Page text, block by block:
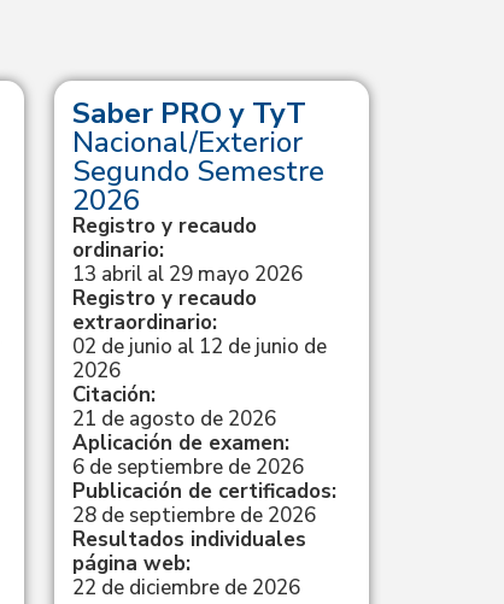
Saber PRO y TyT
Nacional/Exterior
Segundo Semestre
2026
Registro y recaudo
ordinario:
13 abril al 29 mayo 2026
Registro y recaudo
extraordinario:
02 de junio al 12 de junio de
2026
Citación:
21 de agosto de 2026
Aplicación de examen:
6 de septiembre de 2026
Publicación de certificados:
28 de septiembre de 2026
Resultados individuales
página web:
22 de diciembre de 2026